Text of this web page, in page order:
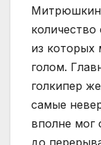
из которых
голом.
голкипер
самые
вполне мог
до